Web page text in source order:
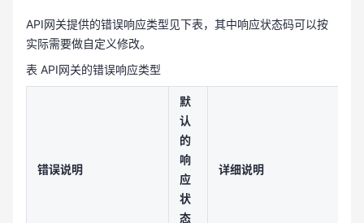
API网关提供的错误响应类型见下表，其中响应状态码可以按
实际需要做自定义修改。
表 API网关的错误响应类型
错误说明
默
认
的
响
应
状
态
详细说明